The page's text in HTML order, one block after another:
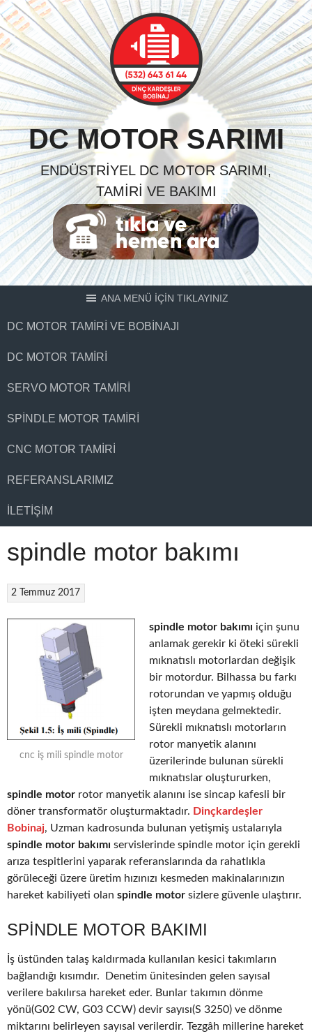
Skip
to
content
DC MOTOR SARIMI
ENDÜSTRIYEL DC MOTOR SARIMI,
TAMIRI VE BAKIMI
ANA MENÜ İÇİN TIKLAYINIZ
DC MOTOR TAMIRI VE BOBINAJI
DC MOTOR TAMIRI
SERVO MOTOR TAMIRI
SPINDLE MOTOR TAMIRI
CNC MOTOR TAMIRI
REFERANSLARIMIZ
İLETIŞIM
spindle motor bakımı
2 Temmuz 2017
cnc iş mili spindle motor
spindle motor bakımı için şunu
anlamak gerekir ki öteki sürekli
mıknatıslı motorlardan değişik
bir motordur. Bilhassa bu farkı
rotorundan ve yapmış olduğu
işten meydana gelmektedir.
Sürekli mıknatıslı motorların
rotor manyetik alanını
üzerilerinde bulunan sürekli
mıknatıslar oluştururken,
spindle motor rotor manyetik alanını ise sincap kafesli bir
döner transformatör oluşturmaktadır. Dinçkardeşler
Bobinaj, Uzman kadrosunda bulunan yetişmiş ustalarıyla
spindle motor bakımı servislerinde spindle motor için gerekli
arıza tespitlerini yaparak referanslarında da rahatlıkla
görüleceği üzere üretim hızınızı kesmeden makinalarınızın
hareket kabiliyeti olan spindle motor sizlere güvenle ulaştırır.
SPINDLE MOTOR BAKIMI
İş üstünden talaş kaldırmada kullanılan kesici takımların
bağlandığı kısımdır. Denetim ünitesinden gelen sayısal
verilere bakılırsa hareket eder. Bunlar takımın dönme
yönü(G02 CW, G03 CCW) devir sayısı(S 3250) ve dönme
miktarını belirleyen sayısal verilerdir. Tezgâh millerine hareket